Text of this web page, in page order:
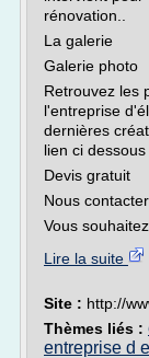
rénovation..
La galerie
Galerie photo
Retrouvez les
l'entreprise
dernières
lien ci dessous
Devis gratuit
Nous contacter
Vous
Lire la suite
Site : http://
Thèmes liés :
entreprise d